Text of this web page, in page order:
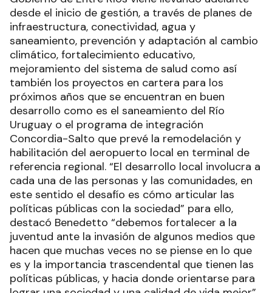
desde el inicio de gestión, a través de planes de
infraestructura, conectividad, agua y
saneamiento, prevención y adaptación al cambio
climático, fortalecimiento educativo,
mejoramiento del sistema de salud como así
también los proyectos en cartera para los
próximos años que se encuentran en buen
desarrollo como es el saneamiento del Río
Uruguay o el programa de integración
Concordia-Salto que prevé la remodelación y
habilitación del aeropuerto local en terminal de
referencia regional. “El desarrollo local involucra a
cada una de las personas y las comunidades, en
este sentido el desafío es cómo articular las
políticas públicas con la sociedad” para ello,
destacó Benedetto “debemos fortalecer a la
juventud ante la invasión de algunos medios que
hacen que muchas veces no se piense en lo que
es y la importancia trascendental que tienen las
políticas públicas, y hacia donde orientarse para